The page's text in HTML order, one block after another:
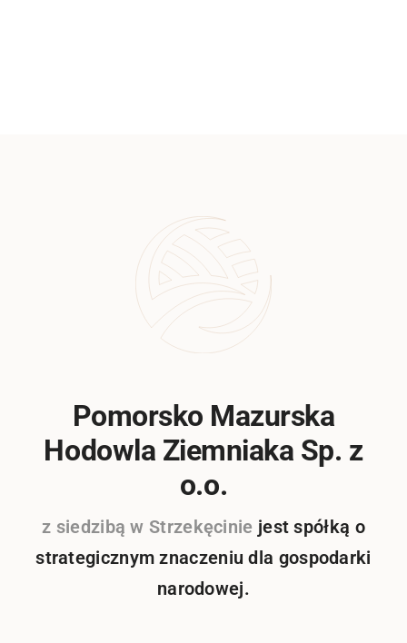
Pomorsko Mazurska
Hodowla Ziemniaka Sp. z
o.o.
z siedzibą w Strzekęcinie jest spółką o
strategicznym znaczeniu dla gospodarki
narodowej.